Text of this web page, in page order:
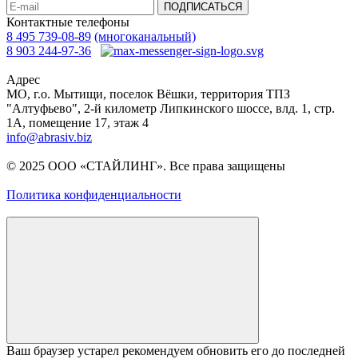
ПОДПИСАТЬСЯ
Контактные телефоны
8 495 739-08-89 (многоканальный)
8 903 244-97-36
Адрес
МО, г.о. Мытищи, поселок Вёшки, территория ТПЗ
"Алтуфьево", 2-й километр Липкинского шоссе, влд. 1, стр.
1A, помещение 17, этаж 4
info@abrasiv.biz
© 2025 ООО «СТАЙЛИНГ». Все права защищены
Политика конфиденциальности
Ваш браузер устарел рекомендуем обновить его до последней